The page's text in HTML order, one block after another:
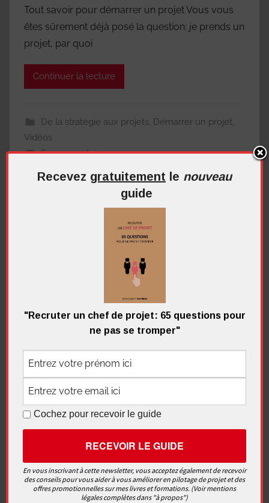
Tout savoir pour démarrer un projet Vous vous
êtes sûrement déjà posé la question: je prends un
projet, par quoi
Continuer la lecture
De la stratégie aux projets, Démarrer un projet
Vidéos
6 commentaires
Me contacter
Recevezgratuitement
nouveau
Recevez gratuitement le nouveau
guide
"Recruter un chef de projet: 65 questions pour
ne pas se tromper"
Cochez pour recevoir le guide
En vous inscrivant à cette newsletter, vous acceptez également de recevoir
des conseils pour vous aider à vous améliorer en pilotage de projet et des
offres promotionnelles sur mes livres et formations. (Voir mentions
légales complètes dans "à propos")